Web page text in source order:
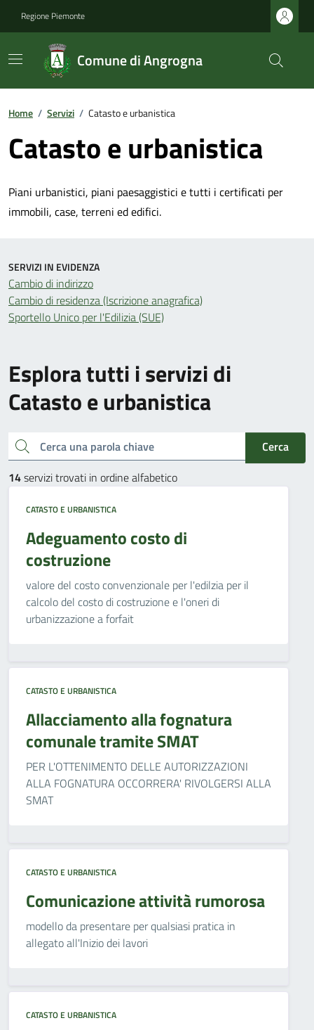
Regione Piemonte
Comune di Angrogna
Home / Servizi / Catasto e urbanistica
Catasto e urbanistica
Piani urbanistici, piani paesaggistici e tutti i certificati per
immobili, case, terreni ed edifici.
Esplora tutti i servizi di
Catasto e urbanistica
Cerca una parola chiave
Cerca
14servizi trovati in ordine alfabetico
CATASTO E URBANISTICA
Adeguamento costo di
costruzione
valore del costo convenzionale per l'edilzia per il
calcolo del costo di costruzione e l'oneri di
urbanizzazione a forfait
CATASTO E URBANISTICA
Allacciamento alla fognatura
comunale tramite SMAT
PER L'OTTENIMENTO DELLE AUTORIZZAZIONI
ALLA FOGNATURA OCCORRERA' RIVOLGERSI ALLA
SMAT
CATASTO E URBANISTICA
Comunicazione attività rumorosa
modello da presentare per qualsiasi pratica in
allegato all'Inizio dei lavori
CATASTO E URBANISTICA
SERVIZI IN EVIDENZA
Cambio di indirizzo
Cambio di residenza (Iscrizione anagrafica)
Sportello Unico per l'Edilizia (SUE)